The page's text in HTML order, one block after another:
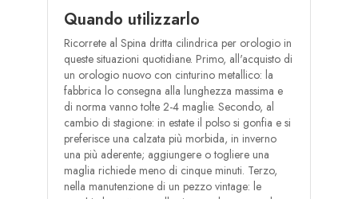
Quando utilizzarlo
Ricorrete al Spina dritta cilindrica per orologio in
queste situazioni quotidiane. Primo, all'acquisto di
un orologio nuovo con cinturino metallico: la
fabbrica lo consegna alla lunghezza massima e
di norma vanno tolte 2-4 maglie. Secondo, al
cambio di stagione: in estate il polso si gonfia e si
preferisce una calzata più morbida, in inverno
una più aderente; aggiungere o togliere una
maglia richiede meno di cinque minuti. Terzo,
nella manutenzione di un pezzo vintage: le